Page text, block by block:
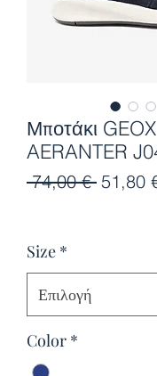
Μποτάκι GEOX
AERANTER
74,00 € 51,80
Size *
Color *